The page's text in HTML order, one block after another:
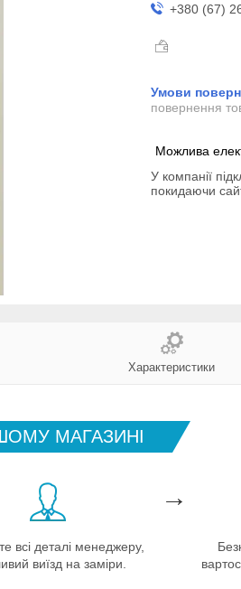
+380 (67)
повернення
У компанії
покидаючи
Характеристики
МАГАЗИНІ
всі деталі менеджеру,
виїзд на заміри.
→